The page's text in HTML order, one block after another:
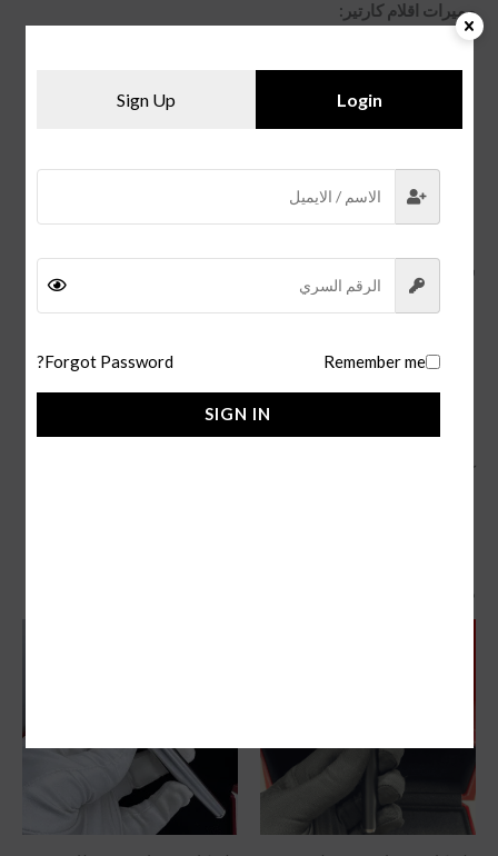
مميرات اقلام كارتير:
يُعدقلم كارتير سانتوسأداة كتابة فاخرة تتميز بأداء سلس
ودقيق.
كما يوفر قبضة مريحة لليد، مما يجعله سهل الاستخدام
و يمكن إعادة تعبئة القلم بسهولة، مما يجعله خيارًا عمليًا
سعر القلم:
ريال سعودي، اعتمادًا على الحجم ونوع الحبر
كما يتوفر لدينا
منتجات ذات صلة
Login
Sign Up
Remember me
Forgot Password?
SIGN IN